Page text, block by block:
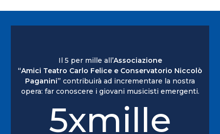
Il 5 per mille all’Associazione
“Amici Teatro Carlo Felice e Conservatorio Niccolò
Paganini” contribuirà ad incrementare la nostra
opera: far conoscere i giovani musicisti emergenti.
5xmille